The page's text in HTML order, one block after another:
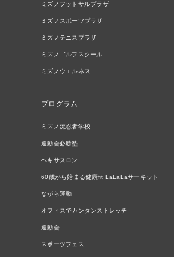
ミズノフットサルプラザ
ミズノスポーツプラザ
ミズノテニスプラザ
ミズノゴルフスクール
ミズノウエルネス
プログラム
ミズノ流忍者学校
運動会必勝塾
ヘキサスロン
60歳から始まる健康fit LaLaLaサーキット
ながら運動
オフィスでカンタンストレッチ
運動会
スポーツフェス